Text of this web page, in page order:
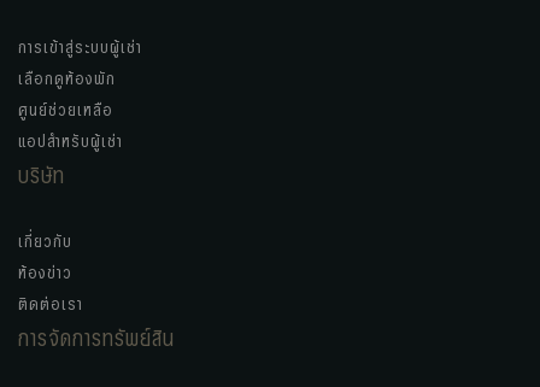
การเข้าสู่ระบบผู้เช่า
เลือกดูห้องพัก
ศูนย์ช่วยเหลือ
แอปสำหรับผู้เช่า
บริษัท
เกี่ยวกับ
ห้องข่าว
ติดต่อเรา
การจัดการทรัพย์สิน